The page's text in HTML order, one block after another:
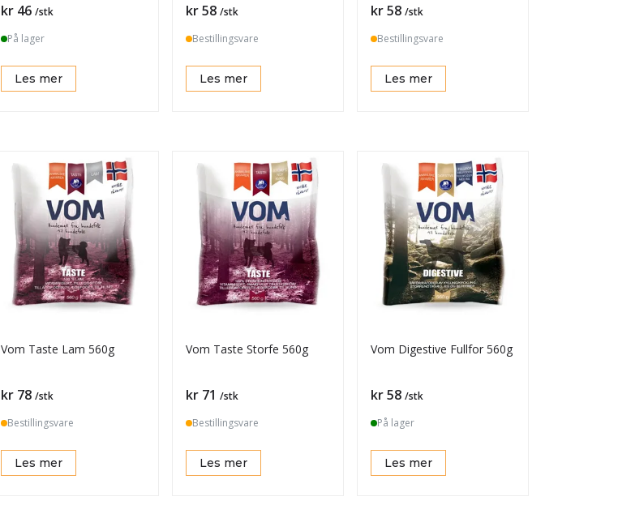
Pris
kr 46 /stk
På lager
Les mer
Pris
kr 58 /stk
Bestillingsvare
Les mer
Pris
kr 58 /stk
Bestillingsvare
Les mer
Vom Taste Lam 560g
Pris
kr 78 /stk
Bestillingsvare
Les mer
Vom Taste Storfe 560g
Pris
kr 71 /stk
Bestillingsvare
Les mer
Vom Digestive Fullfor 560g
Pris
kr 58 /stk
På lager
Les mer